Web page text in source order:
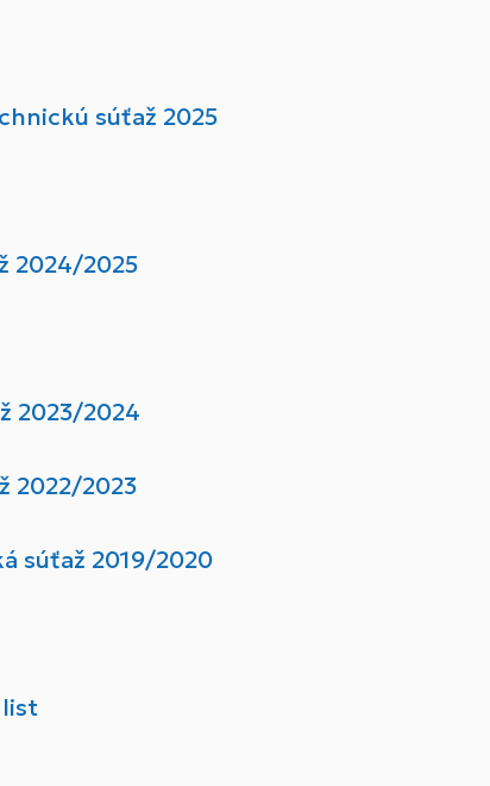
súťaž 2025
2024/2025
2023/2024
2022/2023
súťaž 2019/2020
list